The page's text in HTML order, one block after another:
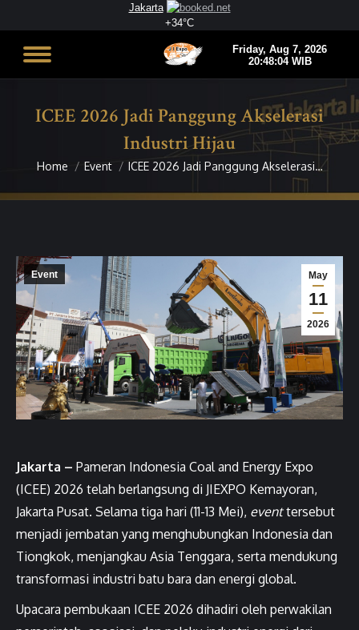
Jakarta
+34°C
ICEE 2026 Jadi Panggung Akselerasi
Industri Hijau
You are here:
Home Event ICEE 2026 Jadi Panggung Akselerasi…
May
11
2026
Event
Jakarta – Pameran Indonesia Coal and Energy Expo
(ICEE) 2026 telah berlangsung di JIEXPO Kemayoran,
Jakarta Pusat. Selama tiga hari (11-13 Mei), eventtersebut
menjadi jembatan yang menghubungkan Indonesia dan
Tiongkok, menjangkau Asia Tenggara, serta mendukung
transformasi industri batu bara dan energi global.
Upacara pembukaan ICEE 2026 dihadiri oleh perwakilan